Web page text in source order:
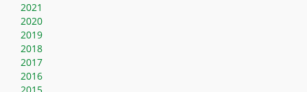
2021
2020
2019
2018
2017
2016